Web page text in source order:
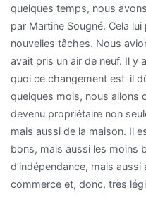
quelques temps, nous
par Martine Sougné. Cela
nouvelles tâches. Nous
avait pris un air de neuf. Il y
quoi ce changement est-il
quelques mois, nous allons
devenu propriétaire non
mais aussi de la maison. Il
bons, mais aussi les moins
d’indépendance, mais
commerce et, donc, très